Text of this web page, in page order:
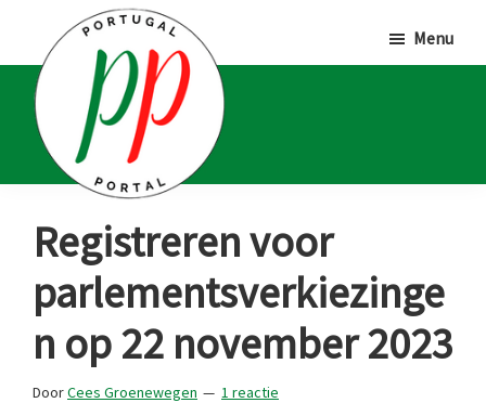
hoofd
inhoud
eerste
sidebar
voettekst
Portal
Portugalliefhebbers
en
-
fanaten
Menu
Registreren voor
parlementsverkiezinge
n op 22 november 2023
DoorCees Groenewegen
1 reactie